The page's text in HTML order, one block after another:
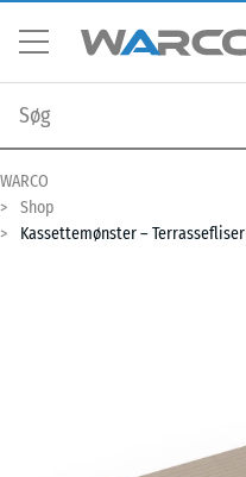
WARCO
Shop
Kassettemønster – Terrassefliser